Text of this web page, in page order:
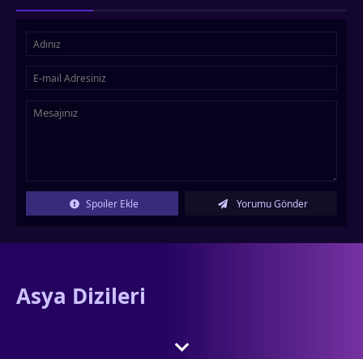
Spoiler Ekle Yorumu Gönder
Asya Dizileri
yapımlarını ve Türkçe altyazılı olarak sizlerle buluşturuyoruz.